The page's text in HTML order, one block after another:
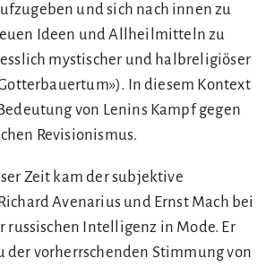
und sich nach innen zu
Ideen und Allheilmitteln zu
mystischer und halbreligiöser
In diesem Kontext
von Lenins Kampf gegen
Revisionismus.
Zeit kam der subjektive
Avenarius und Ernst Mach bei
russischen Intelligenz in Mode. Er
der vorherrschenden Stimmung von